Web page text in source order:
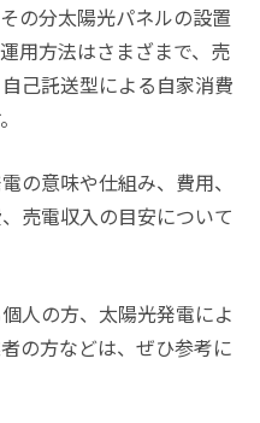
の分太陽光パネルの設置
用方法はさまざまで、売
己託送型による自家消費
の意味や仕組み、費用、
売電収入の目安について
人の方、太陽光発電によ
の方などは、ぜひ参考に